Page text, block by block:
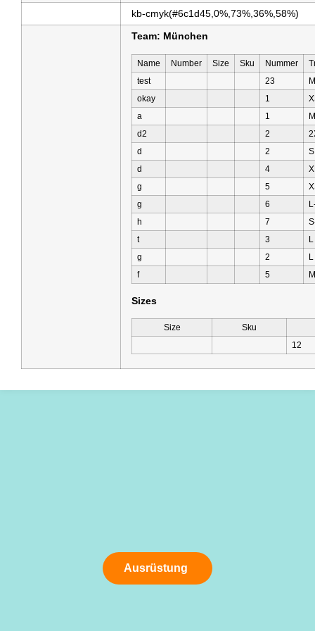
kb-cmyk(#6c1d45,0%,73%,36%,58%)
Team: München
Name Number Size Sku Nummer
test 23 M
okay 1
a 1
d2 2
d 2 S
d 4
g 5
g 6
h 7
t 3
g 2
f 5
Sizes
Size Sku
12
Ausrüstung